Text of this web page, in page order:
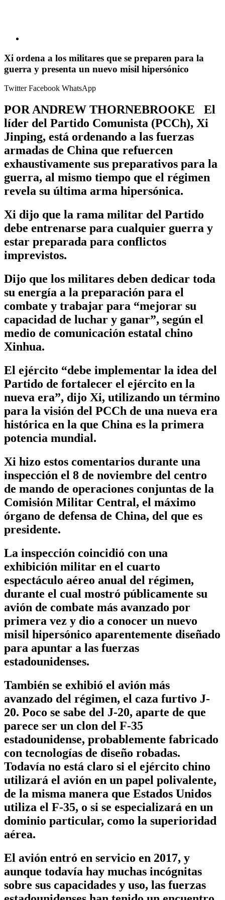
Xi ordena a los militares que se preparen para la
guerra y presenta un nuevo misil hipersónico
TwitterFacebook WhatsApp
POR ANDREW THORNEBROOKE El
líder del Partido Comunista (PCCh), Xi
Jinping, está ordenando a las fuerzas
armadas de China que refuercen
exhaustivamente sus preparativos para la
guerra, al mismo tiempo que el régimen
revela su última arma hipersónica.
Xi dijo que la rama militar del Partido
debe entrenarse para cualquier guerra y
estar preparada para conflictos
imprevistos.
Dijo que los militares deben dedicar toda
su energía a la preparación para el
combate y trabajar para “mejorar su
capacidad de luchar y ganar”, según el
medio de comunicación estatal chino
Xinhua.
El ejército “debe implementar la idea del
Partido de fortalecer el ejército en la
nueva era”, dijo Xi, utilizando un término
para la visión del PCCh de una nueva era
histórica en la que China es la primera
potencia mundial.
Xi hizo estos comentarios durante una
inspección el 8 de noviembre del centro
de mando de operaciones conjuntas de la
Comisión Militar Central, el máximo
órgano de defensa de China, del que es
presidente.
La inspección coincidió con una
exhibición militar en el cuarto
espectáculo aéreo anual del régimen,
durante el cual mostró públicamente su
avión de combate más avanzado por
primera vez y dio a conocer un nuevo
misil hipersónico aparentemente diseñado
para apuntar a las fuerzas
estadounidenses.
También se exhibió el avión más
avanzado del régimen, el caza furtivo J-
20. Poco se sabe del J-20, aparte de que
parece ser un clon del F-35
estadounidense, probablemente fabricado
con tecnologías de diseño robadas.
Todavía no está claro si el ejército chino
utilizará el avión en un papel polivalente,
de la misma manera que Estados Unidos
utiliza el F-35, o si se especializará en un
dominio particular, como la superioridad
aérea.
El avión entró en servicio en 2017, y
aunque todavía hay muchas incógnitas
sobre sus capacidades y uso, las fuerzas